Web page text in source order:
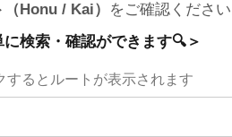
Honu / Kai）
をご確認ください
検索・確認ができます🔍＞
るとルートが表示されます